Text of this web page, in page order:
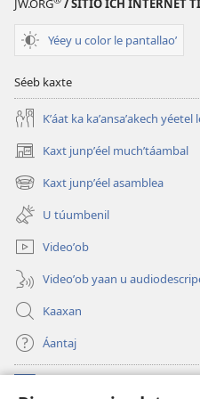
JW.ORG / SITIO ICH INTERNET
Yéey u color le pantallaoʼ
Séeb kaxte
Kʼáat ka kaʼansaʼakech yéetel
Kaxt junpʼéel muchʼtáambal
(opens
new
window)
Kaxt junpʼéel asamblea
(opens
new
window)
U túumbenil
Videoʼob
Videoʼob yaan u
Kaaxan
Áantaj
(opens